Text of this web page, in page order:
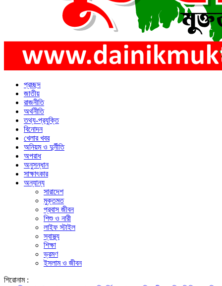
প্রচ্ছদ
জাতীয়
রাজনীতি
অর্থনীতি
তথ্য-প্রযুক্তি
বিনোদন
খেলার খবর
অনিয়ম ও দুর্নীতি
অপরাধ
অনুসন্ধান
সাক্ষাৎকার
অন্যান্য
সারাদেশ
মুক্তমত
প্রবাস জীবন
শিশু ও নারী
লাইফ স্টাইল
স্বাস্থ্য
শিক্ষা
ভ্রমণ
ইসলাম ও জীবন
শিরোনাম :